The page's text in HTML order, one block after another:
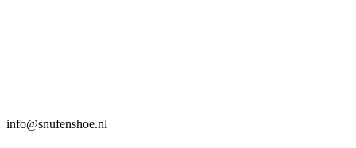
info@snufenshoe.nl